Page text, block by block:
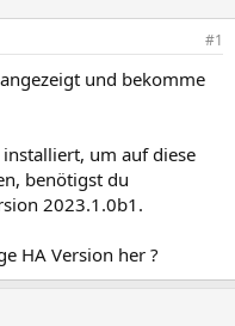
#1
und bekomme
um auf diese
benötigst du
2023.1.0b1.
HA Version her ?